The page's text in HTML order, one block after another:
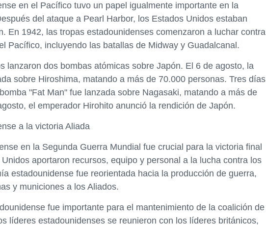
en el Pacífico tuvo un papel igualmente importante en la
del ataque a Pearl Harbor, los Estados Unidos estaban
En 1942, las tropas estadounidenses comenzaron a luchar contra
Pacífico, incluyendo las batallas de Midway y Guadalcanal.
lanzaron dos bombas atómicas sobre Japón. El 6 de agosto, la
sobre Hiroshima, matando a más de 70.000 personas. Tres días
"Fat Man" fue lanzada sobre Nagasaki, matando a más de
el emperador Hirohito anunció la rendición de Japón.
a la victoria Aliada
en la Segunda Guerra Mundial fue crucial para la victoria final
aportaron recursos, equipo y personal a la lucha contra los
estadounidense fue reorientada hacia la producción de guerra,
y municiones a los Aliados.
fue importante para el mantenimiento de la coalición de
líderes estadounidenses se reunieron con los líderes británicos,